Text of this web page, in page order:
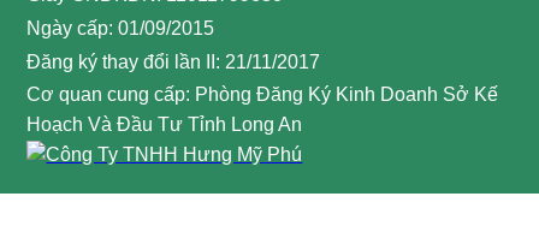
Ngày cấp: 01/09/2015
Đăng ký thay đổi lần II: 21/11/2017
Cơ quan cung cấp: Phòng Đăng Ký Kinh Doanh Sở Kế
Hoạch Và Đầu Tư Tỉnh Long An